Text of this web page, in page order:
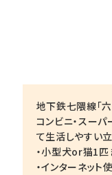
地下鉄七隈線「
コンビニ・スー
て生活しやすい
・小型犬or猫1
・インターネット